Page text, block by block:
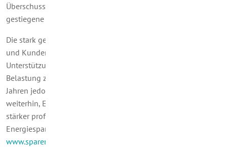
Überschusserlöse finanziert, die Stromproduzenten durch
gestiegene Strompreise erreichen.
Die stark gestiegenen Energiepreise sind für die Kundinnen
und Kunden eine große Herausforderung. Mit den
Unterstützungsleistungen der Preisbremsen wird die Kosten-
Belastung zwar spürbar gedämpft, im Vergleich zu früheren
Jahren jedoch hoch bleiben. Deshalb lohnt es sich auch
weiterhin, Energie einzusparen. Je mehr Sie sparen, desto
stärker profitieren Sie von der Preisbremse. Tipps zum
Energiesparen finden Sie auch auf der Website
www.sparenwasgeht.de